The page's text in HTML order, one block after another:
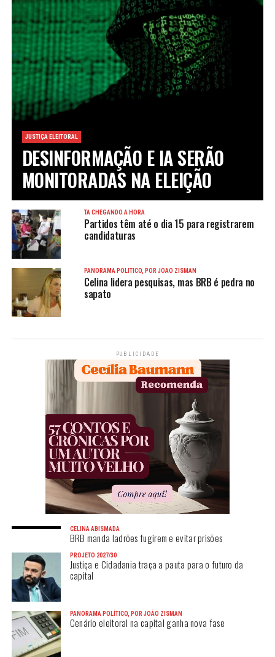
JUSTIÇA ELEITORAL
DESINFORMAÇÃO E IA SERÃO
MONITORADAS NA ELEIÇÃO
TÁ CHEGANDO A HORA
Partidos têm até o dia 15 para registrarem
candidaturas
PANORAMA POLÍTICO, POR JOÃO ZISMAN
Celina lidera pesquisas, mas BRB é pedra no
sapato
PUBLICIDADE
CELINA ABISMADA
BRB manda ladrões fugirem e evitar prisões
PROJETO 2027/30
Justiça e Cidadania traça a pauta para o futuro da
capital
PANORAMA POLÍTICO, POR JOÃO ZISMAN
Cenário eleitoral na capital ganha nova fase